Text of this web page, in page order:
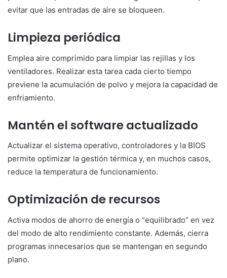
evitar que las entradas de aire se bloqueen.
Limpieza periódica
Emplea aire comprimido para limpiar las rejillas y los
ventiladores. Realizar esta tarea cada cierto tiempo
previene la acumulación de polvo y mejora la capacidad de
enfriamiento.
Mantén el software actualizado
Actualizar el sistema operativo, controladores y la BIOS
permite optimizar la gestión térmica y, en muchos casos,
reduce la temperatura de funcionamiento.
Optimización de recursos
Activa modos de ahorro de energía o “equilibrado” en vez
del modo de alto rendimiento constante. Además, cierra
programas innecesarios que se mantengan en segundo
plano.